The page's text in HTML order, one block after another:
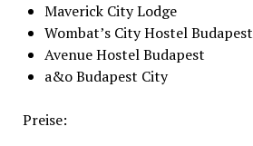
Maverick City Lodge
Wombat’s City Hostel Budapest
Avenue Hostel Budapest
a&o Budapest City
Preise: